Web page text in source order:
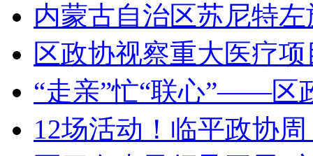
内蒙古自治区苏尼特
区政协视察重大医疗
“走亲”忙“联心”——区
12场活动！临平政协